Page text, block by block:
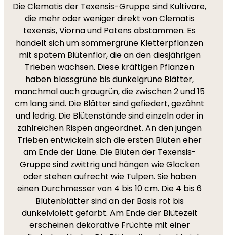
Die Clematis der Texensis-Gruppe sind Kultivare,
die mehr oder weniger direkt von Clematis
texensis, Viorna und Patens abstammen. Es
handelt sich um sommergrüne Kletterpflanzen
mit spätem Blütenflor, die an den diesjährigen
Trieben wachsen. Diese kräftigen Pflanzen
haben blassgrüne bis dunkelgrüne Blätter,
manchmal auch graugrün, die zwischen 2 und 15
cm lang sind. Die Blätter sind gefiedert, gezähnt
und ledrig. Die Blütenstände sind einzeln oder in
zahlreichen Rispen angeordnet. An den jungen
Trieben entwickeln sich die ersten Blüten eher
am Ende der Liane. Die Blüten der Texensis-
Gruppe sind zwittrig und hängen wie Glocken
oder stehen aufrecht wie Tulpen. Sie haben
einen Durchmesser von 4 bis 10 cm. Die 4 bis 6
Blütenblätter sind an der Basis rot bis
dunkelviolett gefärbt. Am Ende der Blütezeit
erscheinen dekorative Früchte mit einer